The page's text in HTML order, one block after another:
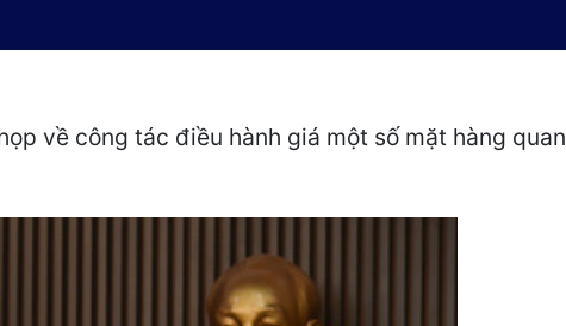
về công tác điều hành giá một số mặt hàng quan